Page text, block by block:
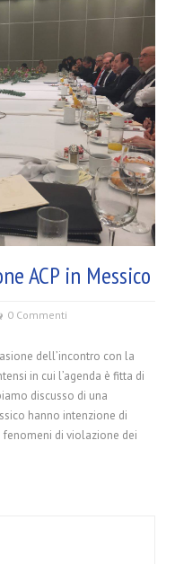
ACP in Messico
0 Commenti
dell’incontro con la
in cui l’agenda è fitta di
discusso di una
hanno intenzione di
di violazione dei